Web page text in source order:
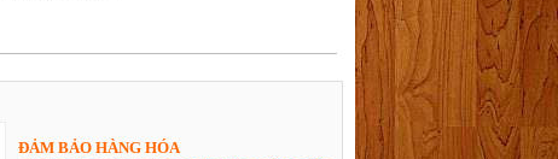
ĐẢM BẢO HÀNG HÓA